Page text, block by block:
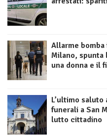
Allarme
Milano,
una donna e il
L’ultimo saluto
funerali a San
lutto cittadino